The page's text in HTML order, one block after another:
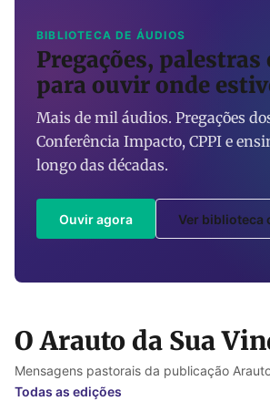
BIBLIOTECA DE ÁUDIOS
Pregações, palestras
para ouvir onde
Mais de mil áudios. Pregações
Conferência Impacto, CPPI e
longo das décadas.
Ouvir agora Ver biblioteca
O Arauto da Sua
Mensagens pastorais da publicação
Todas as edições